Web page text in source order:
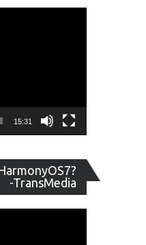
15:31
-TransMedia
de
vídeo